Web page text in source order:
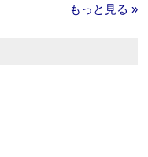
もっと見る »